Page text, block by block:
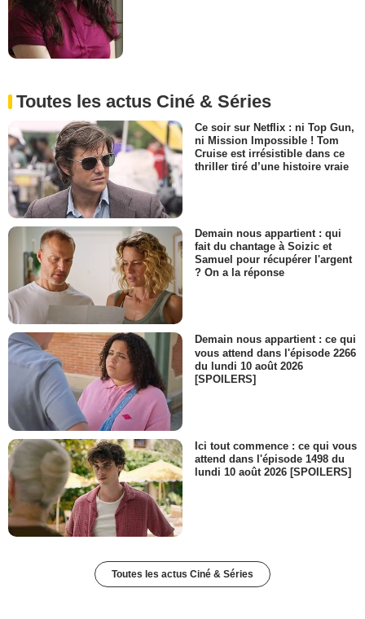
Toutes les actus Ciné & Séries
Ce soir sur Netflix : ni Top Gun,
ni Mission Impossible ! Tom
Cruise est irrésistible dans ce
thriller tiré d’une histoire vraie
Demain nous appartient : qui
fait du chantage à Soizic et
Samuel pour récupérer l'argent
? On a la réponse
Demain nous appartient : ce qui
vous attend dans l'épisode 2266
du lundi 10 août 2026
[SPOILERS]
Ici tout commence : ce qui vous
attend dans l'épisode 1498 du
lundi 10 août 2026 [SPOILERS]
Toutes les actus Ciné & Séries